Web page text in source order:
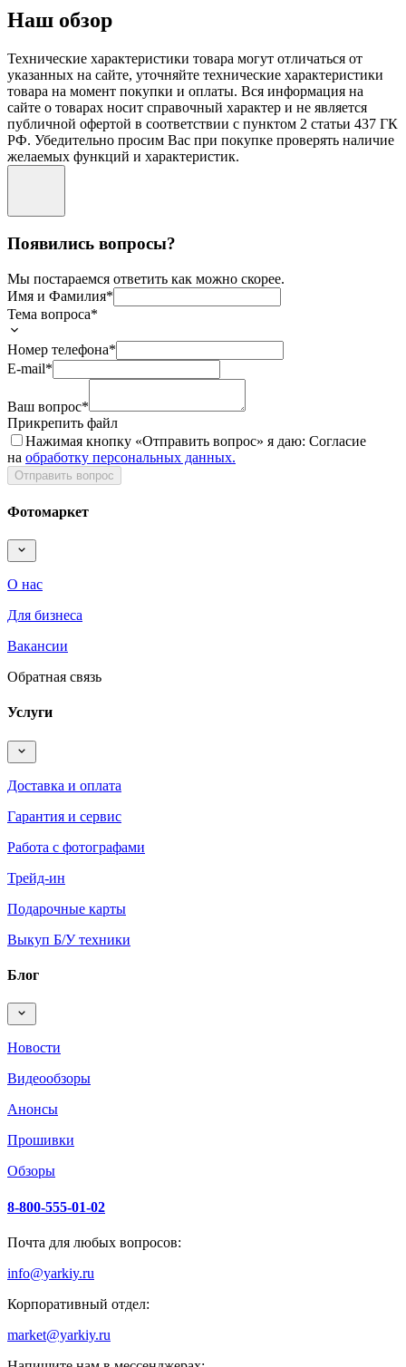
Наш обзор
Технические характеристики товара могут отличаться от
указанных на сайте, уточняйте технические характеристики
товара на момент покупки и оплаты. Вся информация на
сайте о товарах носит справочный характер и не является
публичной офертой в соответствии с пунктом 2 статьи 437 ГК
РФ. Убедительно просим Вас при покупке проверять наличие
желаемых функций и характеристик.
Появились вопросы?
Мы постараемся ответить как можно скорее.
Имя и Фамилия*
Тема вопроса*
Номер телефона*
E-mail*
Ваш вопрос*
Прикрепить файл
Нажимая кнопку «Отправить вопрос» я даю: Согласие
на обработку персональных данных.
Отправить вопрос
Фотомаркет
О нас
Для бизнеса
Вакансии
Обратная связь
Услуги
Доставка и оплата
Гарантия и сервис
Работа с фотографами
Трейд-ин
Подарочные карты
Выкуп Б/У техники
Блог
Новости
Видеообзоры
Анонсы
Прошивки
Обзоры
8-800-555-01-02
Почта для любых вопросов:
info@yarkiy.ru
Корпоративный отдел:
market@yarkiy.ru